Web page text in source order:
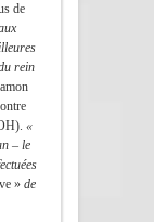
de
rein
«
– le
» de